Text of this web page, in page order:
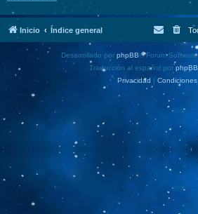
Inicio Índice general
Desarrollado por phpBB® Forum
Traducción al español por
Privacidad | Condiciones